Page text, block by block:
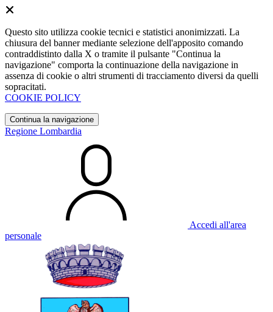
Questo sito utilizza cookie tecnici e statistici anonimizzati. La
chiusura del banner mediante selezione dell'apposito comando
contraddistinto dalla X o tramite il pulsante "Continua la
navigazione" comporta la continuazione della navigazione in
assenza di cookie o altri strumenti di tracciamento diversi da quelli
sopracitati.
COOKIE POLICY
Continua la navigazione
Regione Lombardia
Accedi all'area
personale